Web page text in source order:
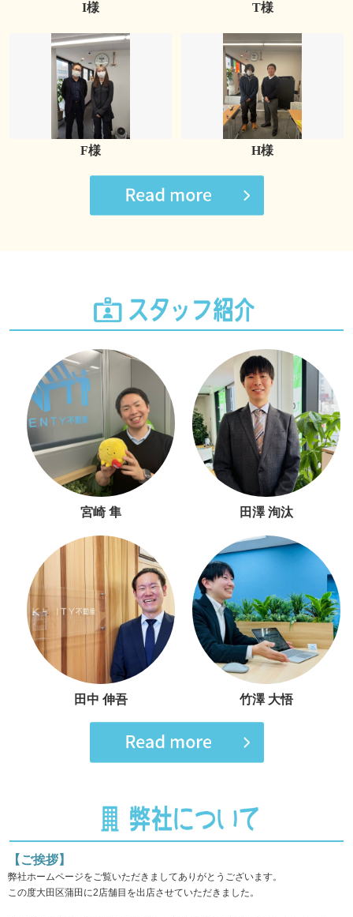
I様 T様
F様 H様
宮崎 隼 田澤 洵汰
田中 伸吾 竹澤 大悟
【ご挨拶】
弊社ホームページをご覧いただきましてありがとうございます。
この度大田区蒲田に2店舗目を出店させていただきました。